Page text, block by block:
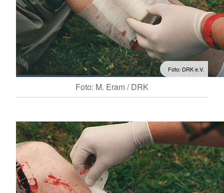
Foto: DRK e.V.
Foto: M. Eram / DRK